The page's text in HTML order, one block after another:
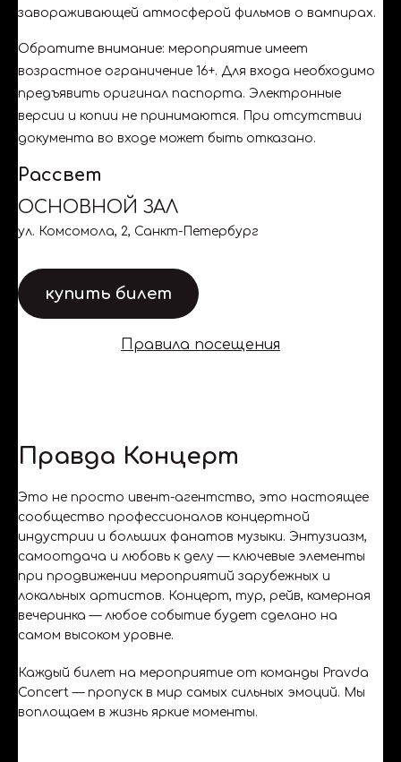
завораживающей атмосферой фильмов о вампирах.
Обратите внимание: мероприятие имеет
возрастное ограничение 16+. Для входа необходимо
предъявить оригинал паспорта. Электронные
версии и копии не принимаются. При отсутствии
документа во входе может быть отказано.
Рассвет
ОСНОВНОЙ ЗАЛ
ул. Комсомола, 2, Санкт-Петербург
купить билет
Правила посещения
Правда Концерт
Это не просто ивент-агентство, это настоящее
сообщество профессионалов концертной
индустрии и больших фанатов музыки. Энтузиазм,
самоотдача и любовь к делу — ключевые элементы
при продвижении мероприятий зарубежных и
локальных артистов. Концерт, тур, рейв, камерная
вечеринка — любое событие будет сделано на
самом высоком уровне.
Каждый билет на мероприятие от команды Pravda
Concert — пропуск в мир самых сильных эмоций. Мы
воплощаем в жизнь яркие моменты.